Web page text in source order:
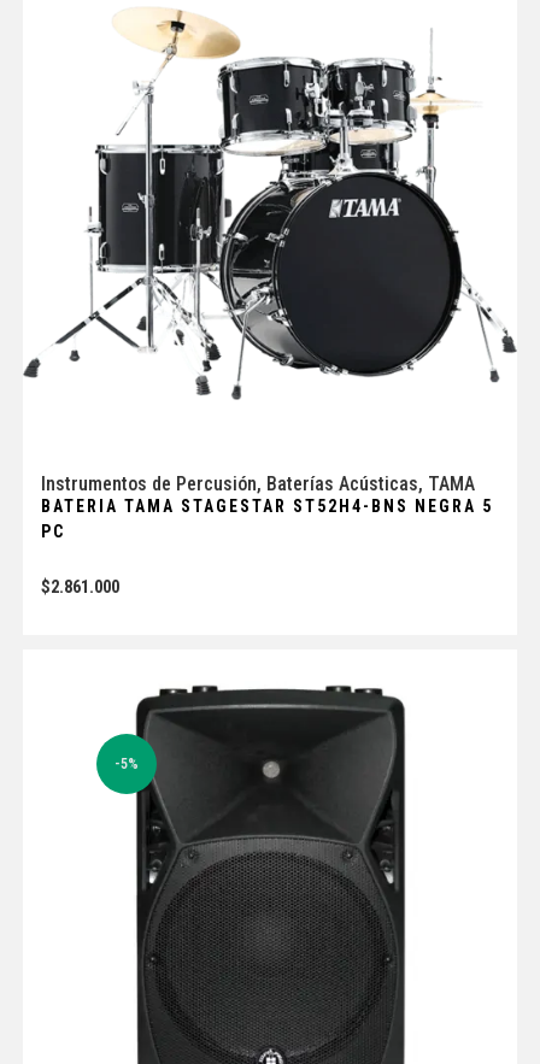
Instrumentos de Percusión, Baterías Acústicas, TAMA
BATERIA TAMA STAGESTAR ST52H4-BNS NEGRA 5
PC
$2.861.000
-5%